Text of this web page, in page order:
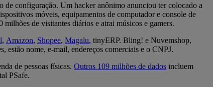
de configuração. Um hacker anônimo anunciou ter colocado a
móveis, equipamentos de computador e console de
de visitantes diários e atrai músicos e gamers.
, Amazon, Shopee, Magalu, tinyERP. Bling! e Nuvemshop,
estão nome, e-mail, endereços comerciais e o CNPJ.
de pessoas físicas. Outros 109 milhões de dados incluem
PSafe.